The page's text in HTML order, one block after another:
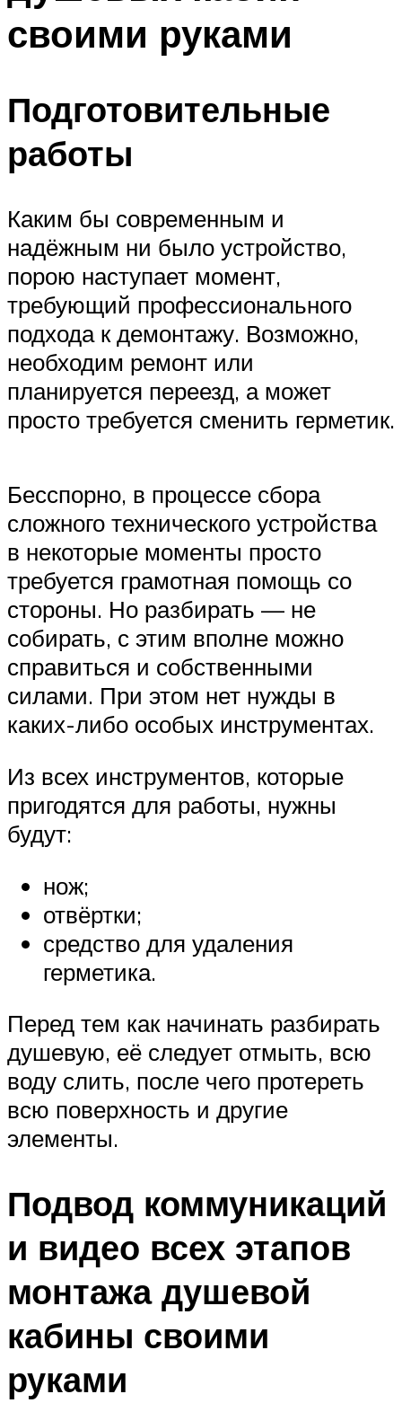
своими руками
Подготовительные
работы
Каким бы современным и
надёжным ни было устройство,
порою наступает момент,
требующий профессионального
подхода к демонтажу. Возможно,
необходим ремонт или
планируется переезд, а может
просто требуется сменить герметик.
Бесспорно, в процессе сбора
сложного технического устройства
в некоторые моменты просто
требуется грамотная помощь со
стороны. Но разбирать — не
собирать, с этим вполне можно
справиться и собственными
силами. При этом нет нужды в
каких-либо особых инструментах.
Из всех инструментов, которые
пригодятся для работы, нужны
будут:
нож;
отвёртки;
средство для удаления
герметика.
Перед тем как начинать разбирать
душевую, её следует отмыть, всю
воду слить, после чего протереть
всю поверхность и другие
элементы.
Подвод коммуникаций
и видео всех этапов
монтажа душевой
кабины своими
руками